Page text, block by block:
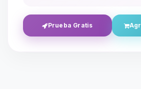
Prueba Gratis